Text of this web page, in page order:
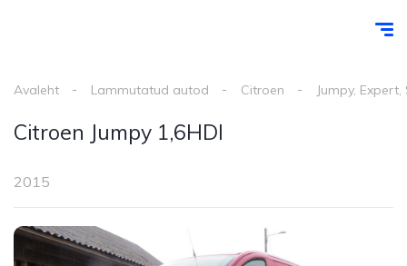
Avaleht Lammutatud autod Citroen Jumpy,
Citroen Jumpy 1,6HDI
2015